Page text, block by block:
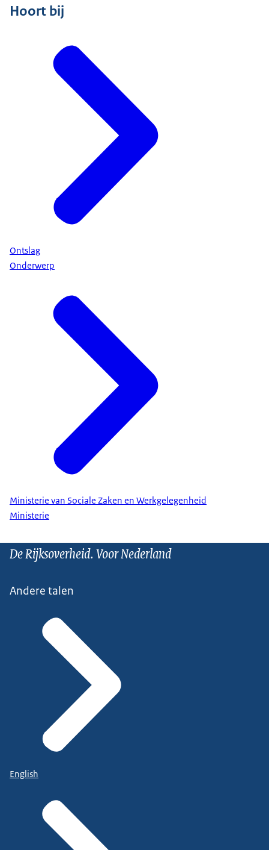
Hoort bij
Ontslag
Onderwerp
Ministerie van Sociale Zaken en Werkgelegenheid
Ministerie
De Rijksoverheid. Voor Nederland
Andere talen
English